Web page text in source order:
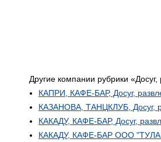
Другие компании рубрики «Досуг,
КАПРИ, КАФЕ-БАР, Досуг,
КАЗАНОВА, ТАНЦКЛУБ, Досуг,
КАКАДУ, КАФЕ-БАР, Досуг,
КАКАДУ, КАФЕ-БАР ООО "ТУЛА-